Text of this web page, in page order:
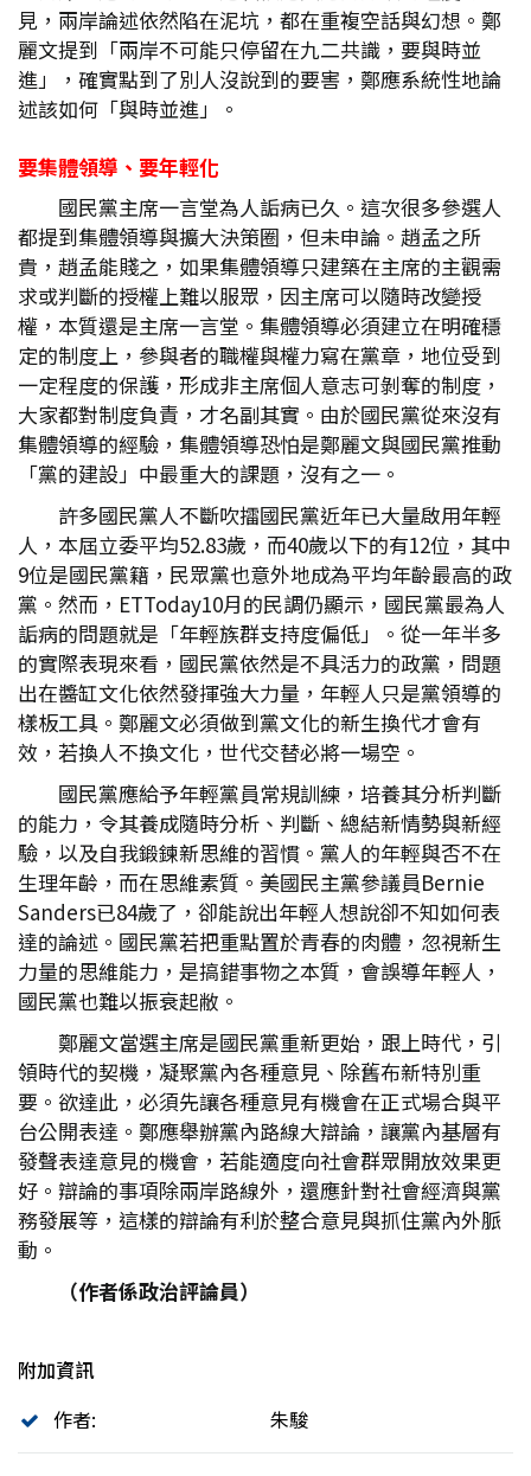
見，兩岸論述依然陷在泥坑，都在重複空話與幻想。鄭
麗文提到「兩岸不可能只停留在九二共識，要與時並
進」，確實點到了別人沒說到的要害，鄭應系統性地論
述該如何「與時並進」。
要集體領導、要年輕化
國民黨主席一言堂為人詬病已久。這次很多參選人
都提到集體領導與擴大決策圈，但未申論。趙孟之所
貴，趙孟能賤之，如果集體領導只建築在主席的主觀需
求或判斷的授權上難以服眾，因主席可以隨時改變授
權，本質還是主席一言堂。集體領導必須建立在明確穩
定的制度上，參與者的職權與權力寫在黨章，地位受到
一定程度的保護，形成非主席個人意志可剝奪的制度，
大家都對制度負責，才名副其實。由於國民黨從來沒有
集體領導的經驗，集體領導恐怕是鄭麗文與國民黨推動
「黨的建設」中最重大的課題，沒有之一。
許多國民黨人不斷吹擂國民黨近年已大量啟用年輕
人，本屆立委平均52.83歲，而40歲以下的有12位，其中
9位是國民黨籍，民眾黨也意外地成為平均年齡最高的政
黨。然而，ETToday10月的民調仍顯示，國民黨最為人
詬病的問題就是「年輕族群支持度偏低」。從一年半多
的實際表現來看，國民黨依然是不具活力的政黨，問題
出在醬缸文化依然發揮強大力量，年輕人只是黨領導的
樣板工具。鄭麗文必須做到黨文化的新生換代才會有
效，若換人不換文化，世代交替必將一場空。
國民黨應給予年輕黨員常規訓練，培養其分析判斷
的能力，令其養成隨時分析、判斷、總結新情勢與新經
驗，以及自我鍛鍊新思維的習慣。黨人的年輕與否不在
生理年齡，而在思維素質。美國民主黨參議員Bernie
Sanders已84歲了，卻能說出年輕人想說卻不知如何表
達的論述。國民黨若把重點置於青春的肉體，忽視新生
力量的思維能力，是搞錯事物之本質，會誤導年輕人，
國民黨也難以振衰起敝。
鄭麗文當選主席是國民黨重新更始，跟上時代，引
領時代的契機，凝聚黨內各種意見、除舊布新特別重
要。欲達此，必須先讓各種意見有機會在正式場合與平
台公開表達。鄭應舉辦黨內路線大辯論，讓黨內基層有
發聲表達意見的機會，若能適度向社會群眾開放效果更
好。辯論的事項除兩岸路線外，還應針對社會經濟與黨
務發展等，這樣的辯論有利於整合意見與抓住黨內外脈
動。
（作者係政治評論員）
附加資訊
作者:
朱駿